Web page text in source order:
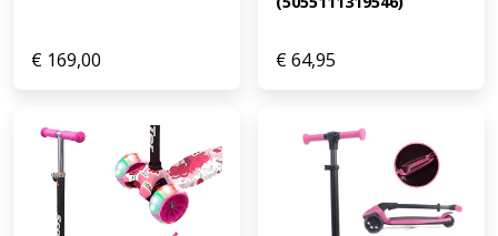
€ 169,00 €64,95